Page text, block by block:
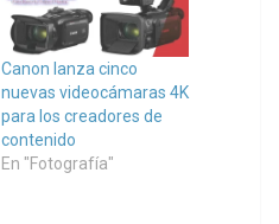
Canon lanza cinco
nuevas videocámaras 4K
para los creadores de
contenido
En "Fotografía"